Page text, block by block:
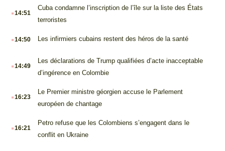
.14:51
Cuba condamne l’inscription de l’île sur la liste des États
terroristes
.14:50 Les infirmiers cubains restent des héros de la santé
.14:49
Les déclarations de Trump qualifiées d’acte inacceptable
d’ingérence en Colombie
.16:23
Le Premier ministre géorgien accuse le Parlement
européen de chantage
.16:21
Petro refuse que les Colombiens s’engagent dans le
conflit en Ukraine